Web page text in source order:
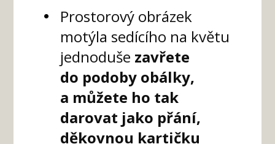
Prostorový obrázek
motýla sedícího na květu
jednoduše zavřete
do podoby obálky,
a můžete ho tak
darovat jako přání,
děkovnou kartičku